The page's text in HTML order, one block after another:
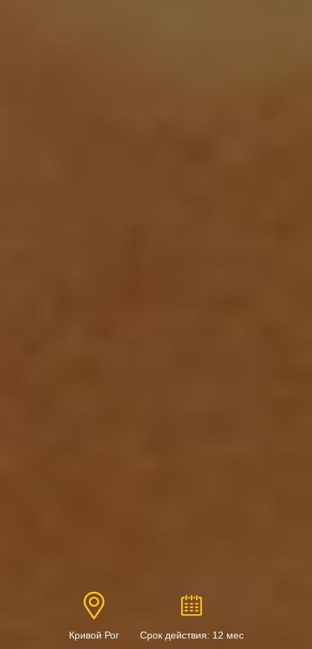
Кривой Рог Срок действия: 12 мес